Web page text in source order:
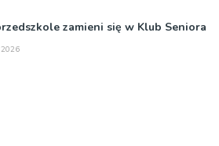
zamieni się w Klub Seniora